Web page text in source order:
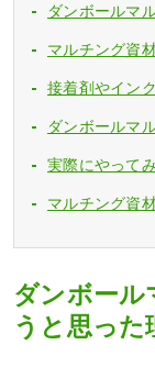
ダンボールマ
マルチング資
接着剤やイン
ダンボールマ
実際にやって
マルチング資
ダンボー
うと思った